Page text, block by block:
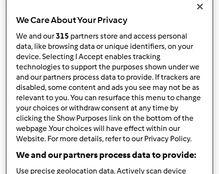
Oficialmente testada
LIMONADA DE ROSAS
porEquipa Bimby
Fácil 3h 30min
3.5 (2)
Batido Saudável /
We Care About Your Privacy
We and our315 partners store and access personal
data, like browsing data or unique identifiers, on your
device. Selecting I Accept enables tracking
technologies to support the purposes shown under we
and our partners process data to provide. If trackers are
disabled, some content and ads you see may not be as
relevant to you. You can resurface this menu to change
your choices or withdraw consent at any time by
clicking the Show Purposes link on the bottom of the
webpage .Your choices will have effect within our
Website. For more details, refer to our Privacy Policy.
We and our partners process data to provide:
Use precise geolocation data. Actively scan device